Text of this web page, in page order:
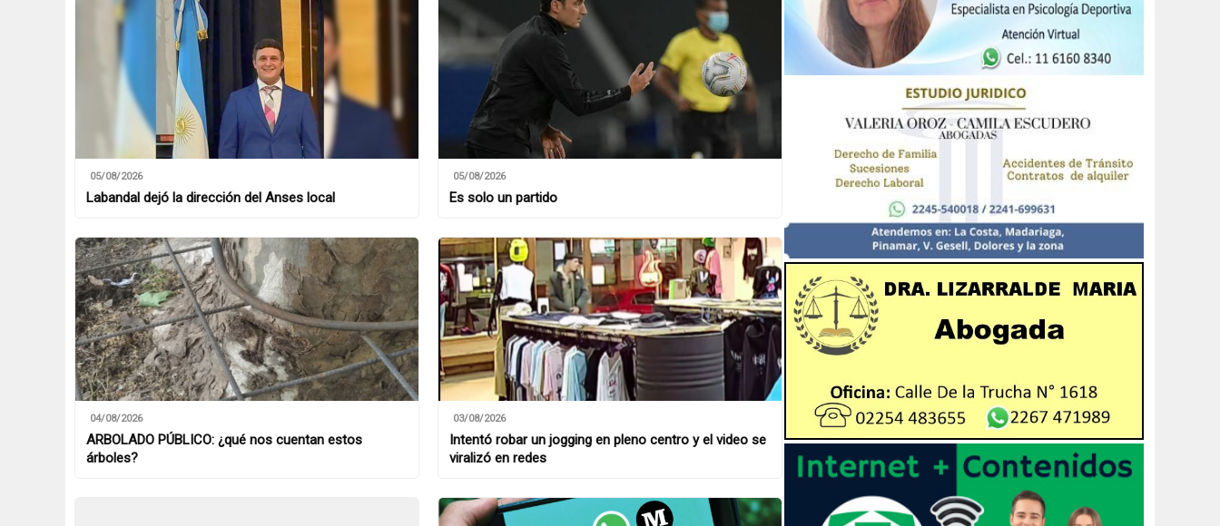
05/08/2026
Labandal dejó la dirección del Anses local
05/08/2026
Es solo un partido
04/08/2026
ARBOLADO PÚBLICO: ¿qué nos cuentan estos
árboles?
03/08/2026
Intentó robar un jogging en pleno centro y el video se
viralizó en redes